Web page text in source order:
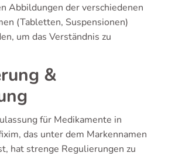
Abbildungen der verschiedenen
(Tabletten, Suspensionen)
um das Verständnis zu
&
für Medikamente in
das unter dem Markennamen
hat strenge Regulierungen zu